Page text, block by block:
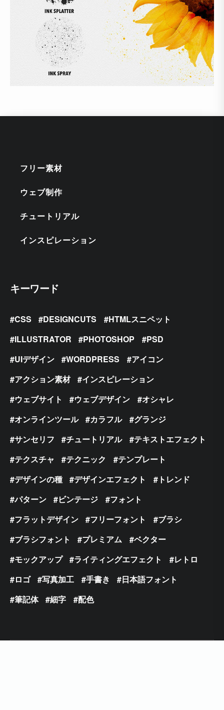
フリー素材
ウェブ制作
チュートリアル
インスピレーション
キーワード
CSS DESIGNCUTS
HTMLスニペット
ILLUSTRATOR
PHOTOSHOP
PSD
UIデザイン
WORDPRESS
アイコン
アクション素材
インスピレーション
ウェブサイト
ウェブデザイン
オシャレ
オンラインツール
カラフル
グランジ
サンセリフ
チュートリアル
テキストエフェクト
テクスチャ
テクニック
テンプレート
デザインの種
デザインエフェクト
トレンド
パターン
ビンテージ
フォント
フラットデザイン
フリーフォント
ブラシ
ブラシフォント
プレミアム
ベクター
モックアップ
ライティングエフェクト
レトロ
ロゴ
写真加工 手書き
日本語フォント
筆記体
細字 配色